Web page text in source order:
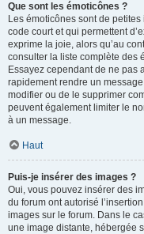
Que sont les émoticônes ?
Les émoticônes sont de
code court et qui permettent
exprime la joie, alors qu’au
consulter la liste complète des
Essayez cependant de ne pas
rapidement rendre un
modifier ou de le supprimer
peuvent également limiter le
à un message.
Haut
Puis-je insérer des images ?
Oui, vous pouvez insérer des
du forum ont autorisé
images sur le forum. Dans le
une image distante, hébergée